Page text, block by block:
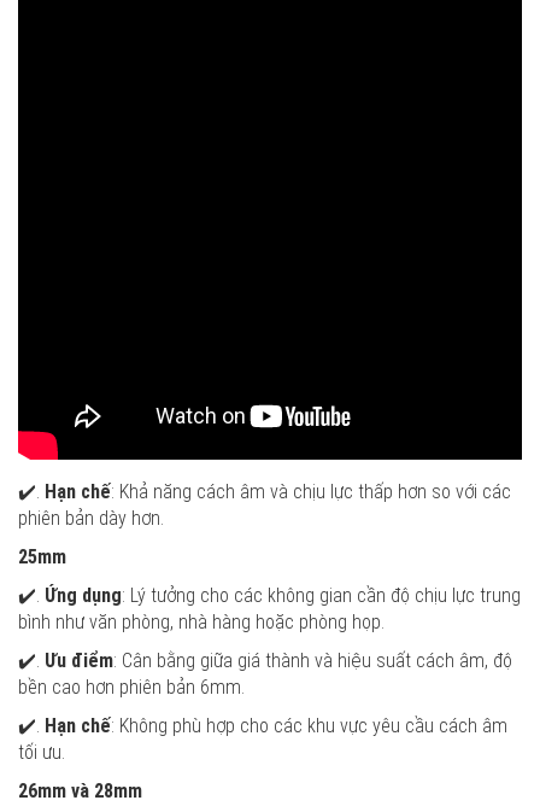
✔️. Hạn chế: Khả năng cách âm và chịu lực thấp hơn so với các
phiên bản dày hơn.
25mm
✔️. Ứng dụng: Lý tưởng cho các không gian cần độ chịu lực trung
bình như văn phòng, nhà hàng hoặc phòng họp.
✔️. Ưu điểm: Cân bằng giữa giá thành và hiệu suất cách âm, độ
bền cao hơn phiên bản 6mm.
✔️. Hạn chế: Không phù hợp cho các khu vực yêu cầu cách âm
tối ưu.
26mm và 28mm